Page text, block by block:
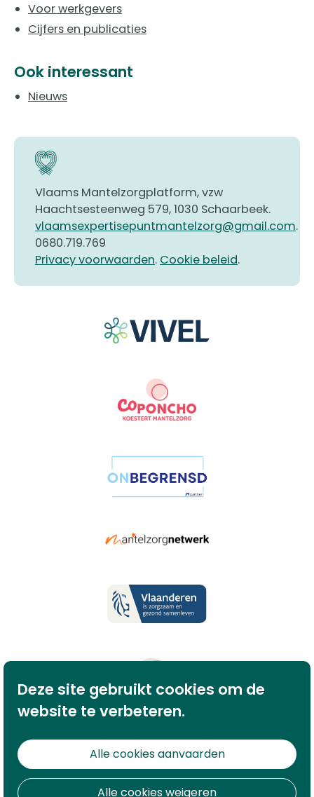
Voor werkgevers
Cijfers en publicaties
Ook interessant
Nieuws
Vlaams Mantelzorgplatform, vzw
Haachtsesteenweg 579, 1030 Schaarbeek.
vlaamsexpertisepuntmantelzorg@gmail.com.
0680.719.769
Privacy voorwaarden. Cookie beleid.
Deze site gebruikt cookies om de
website te verbeteren.
Alle cookies weigeren
Alle cookies aanvaarden